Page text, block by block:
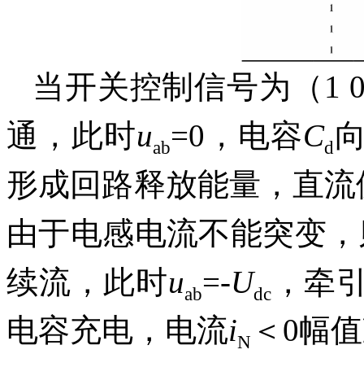
当开关控制信号为（1
通，此时uab=0，电容Cd
形成回路释放能量，直
由于电感电流不能突变
续流，此时uab=-Udc，牵
电容充电，电流iN ＜0幅